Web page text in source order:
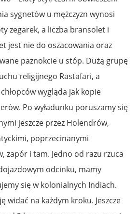
sygnetów u mężczyzn wynosi
zegarek, a liczba bransolet i
jest nie do oszacowania oraz
paznokcie u stóp. Dużą grupę
religijnego Rastafari, a
wygląda jak kopie
Po wyładunku poruszamy się
jeszcze przez Holendrów,
poprzecinanymi
zapór i tam. Jedno od razu rzuca
odcinku, mamy
się w kolonialnych Indiach.
widać na każdym kroku. Jeszcze